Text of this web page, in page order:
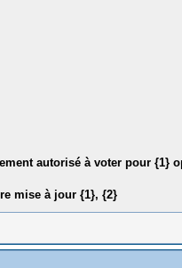
autorisé à voter pour {1}
mise à jour {1}, {2}